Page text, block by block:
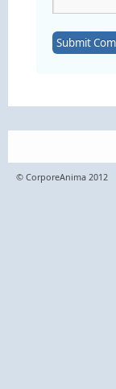
© CorporeAnima 2012